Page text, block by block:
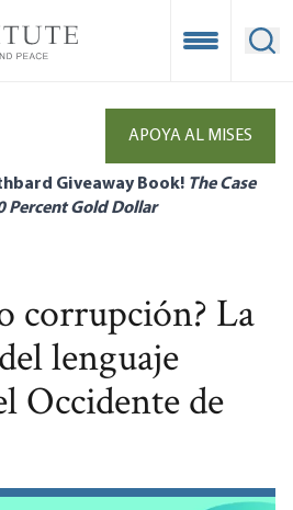
Open
APOYA AL MISES
Giveaway Book! The Case
Percent Gold Dollar
corrupción? La
lenguaje
Occidente de